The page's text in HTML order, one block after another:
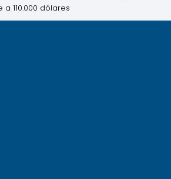
110.000 dólares